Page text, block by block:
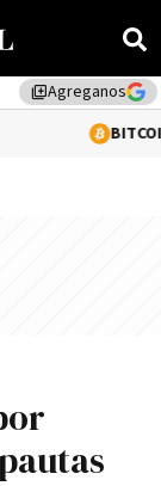
library_addAgreganos
0.06%